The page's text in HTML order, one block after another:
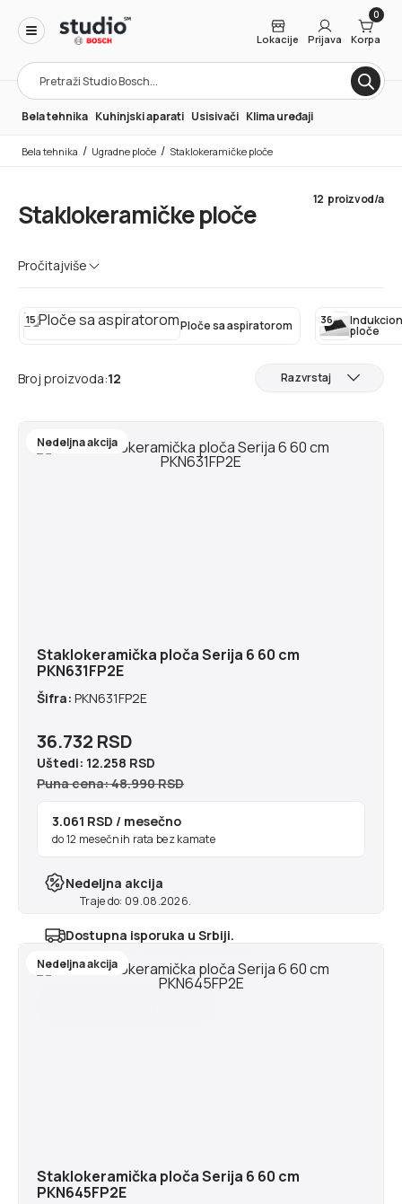
Products
search
Lokacije Prijava
0
Korpa
Bela tehnika Kuhinjski aparati Usisivači Klima uređaji
Bela tehnika / Ugradne ploče / Staklokeramičke ploče
Staklokeramičke ploče 12 proizvod/a
keramike i daju odlične rezultate pri svakodnevnoj pripremi
Pročitajviše
Ploče sa aspiratorom
15
ploče
36
Broj proizvoda:12 Razvrstaj
Nedeljna akcija
Staklokeramička ploča Serija 6 60 cm
PKN631FP2E
Šifra: PKN631FP2E
36.732 RSD
Uštedi: 12.258 RSD
Puna cena: 48.990 RSD
3.061 RSD / mesečno
do 12 mesečnih rata bez kamate
Nedeljna akcija
Traje do: 09.08.2026.
Dostupna isporuka u Srbiji.
Nedeljna akcija
Staklokeramička ploča Serija 6 60 cm
PKN645FP2E